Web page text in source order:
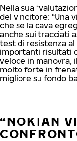
Nella sua
del vincitore: “Una
che se la cava
anche sui tracciati
test di resistenza
importanti risultati
veloce in manovra,
molto forte in
migliore su fondo
“NOKIAN